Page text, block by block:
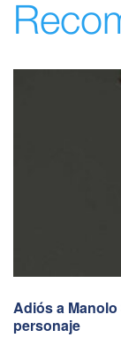
Adiós a
personaje